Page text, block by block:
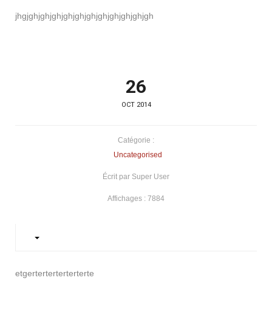
jhgjghjghjghjghjghjghjghjghjghjghjgh
26
OCT 2014
Catégorie :
Uncategorised
Écrit par Super User
Affichages : 7884
etgerterterterterterte